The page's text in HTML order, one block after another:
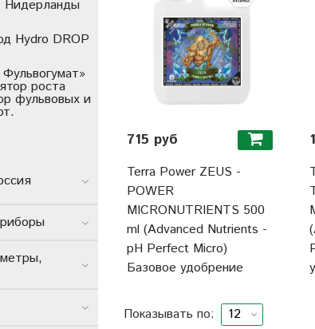
715 руб
Terra Power ZEUS -
POWER
MICRONUTRIENTS 500
ml (Advanced Nutrients -
pH Perfect Micro)
Базовое удобрение
Показывать по:
Нидерланды
Hydro DROP
роста
фульвовых и